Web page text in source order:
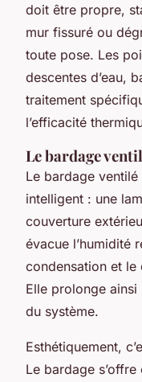
doit être propre,
mur fissuré ou
toute pose. Les
descentes d’eau,
traitement
l’efficacité
Le bardage
Le bardage
intelligent : une
couverture
évacue l’humidité
condensation et le
Elle prolonge ainsi
du système.
Esthétiquement,
Le bardage